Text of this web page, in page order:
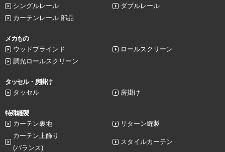
シングルレール
ダブルレール
カーテンレール 部品
メカもの
ウッドブラインド
ロールスクリーン
調光ロールスクリーン
タッセル・房掛け
タッセル
房掛け
特殊縫製
カーテン裏地
リターン縫製
カーテン上飾り
(バランス)
スタイルカーテン